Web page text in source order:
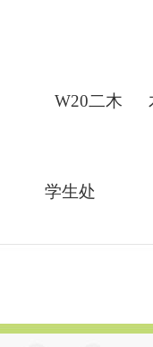
W20二木
学生处